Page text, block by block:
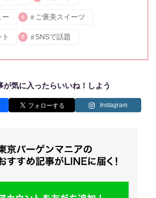
ー 6 ご褒美スイーツ
8 SNSで話題
が気に入ったらいいね！しよう
Instagram